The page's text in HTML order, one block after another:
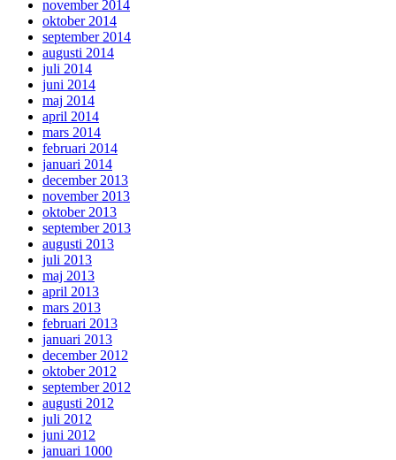
november 2014
oktober 2014
september 2014
augusti 2014
juli 2014
juni 2014
maj 2014
april 2014
mars 2014
februari 2014
januari 2014
december 2013
november 2013
oktober 2013
september 2013
augusti 2013
juli 2013
maj 2013
april 2013
mars 2013
februari 2013
januari 2013
december 2012
oktober 2012
september 2012
augusti 2012
juli 2012
juni 2012
januari 1000